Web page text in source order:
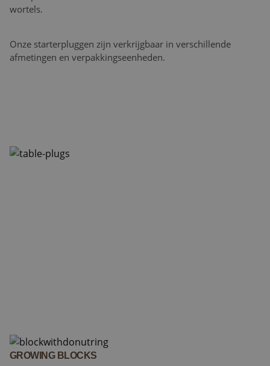
wortels.
Onze starterpluggen zijn verkrijgbaar in verschillende
afmetingen en verpakkingseenheden.
GROWING BLOCKS